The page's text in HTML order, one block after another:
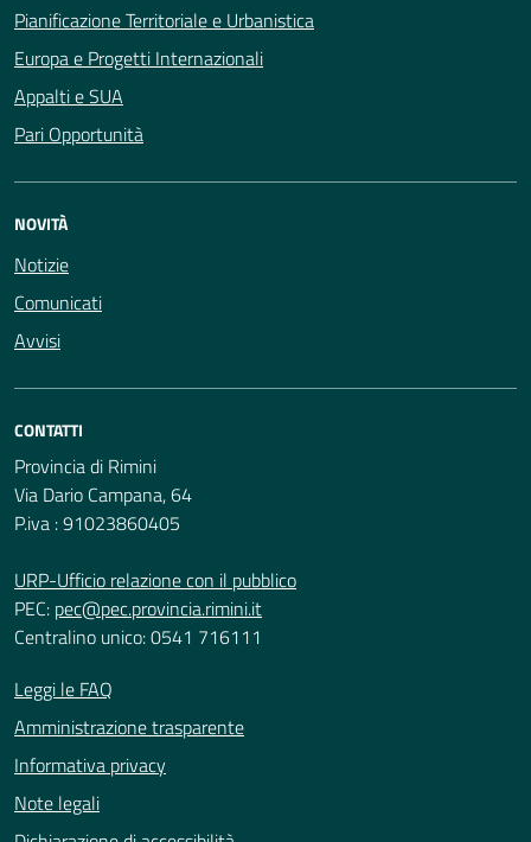
Pianificazione Territoriale e Urbanistica
Europa e Progetti Internazionali
Appalti e SUA
Pari Opportunità
NOVITÀ
Notizie
Comunicati
Avvisi
CONTATTI
Provincia di Rimini
Via Dario Campana, 64
P.iva : 91023860405
URP-Ufficio relazione con il pubblico
PEC: pec@pec.provincia.rimini.it
Centralino unico: 0541 716111
Leggi le FAQ
Amministrazione trasparente
Informativa privacy
Note legali